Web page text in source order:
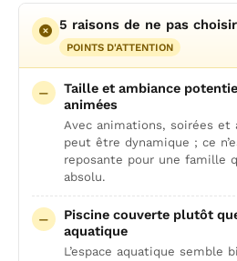
5 raisons de ne pas
POINTS D'ATTENTION
Taille et ambiance
animées
Avec animations, soirées et
peut être dynamique ; ce
reposante pour une famille
absolu.
Piscine couverte plutôt
aquatique
L’espace aquatique semble